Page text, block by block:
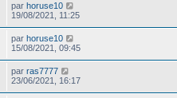
par horuse10
19/08/2021, 11:25
par horuse10
15/08/2021, 09:45
par ras7777
23/06/2021, 16:17